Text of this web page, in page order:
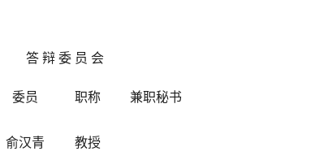
答 辩 委 员 会
委员 职称 兼职秘书
俞汉青
教授